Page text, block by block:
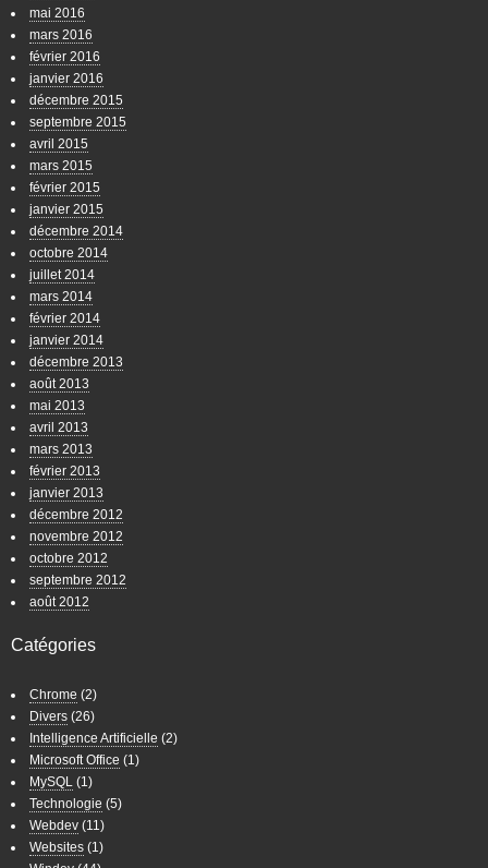
mai 2016
mars 2016
février 2016
janvier 2016
décembre 2015
septembre 2015
avril 2015
mars 2015
février 2015
janvier 2015
décembre 2014
octobre 2014
juillet 2014
mars 2014
février 2014
janvier 2014
décembre 2013
août 2013
mai 2013
avril 2013
mars 2013
février 2013
janvier 2013
décembre 2012
novembre 2012
octobre 2012
septembre 2012
août 2012
Catégories
Chrome (2)
Divers (26)
Intelligence Artificielle (2)
Microsoft Office (1)
MySQL (1)
Technologie (5)
Webdev (11)
Websites (1)